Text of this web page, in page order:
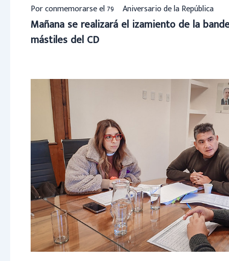
Por conmemorarse el 79º Aniversario de la República
Mañana se realizará el izamiento de la
mástiles del CD